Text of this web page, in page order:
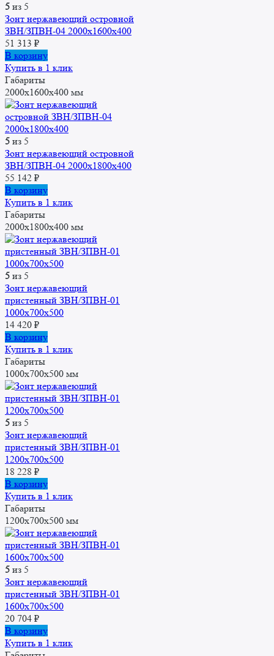
5 из 5
Зонт нержавеющий островной
ЗВН/ЗПВН-04 2000х1600х400
51 313 ₽
В корзину
Купить в 1 клик
Габариты
2000x1600x400 мм
5 из 5
Зонт нержавеющий островной
ЗВН/ЗПВН-04 2000х1800х400
55 142 ₽
В корзину
Купить в 1 клик
Габариты
2000x1800x400 мм
5 из 5
Зонт нержавеющий
пристенный ЗВН/ЗПВН-01
1000х700х500
14 420 ₽
В корзину
Купить в 1 клик
Габариты
1000x700x500 мм
5 из 5
Зонт нержавеющий
пристенный ЗВН/ЗПВН-01
1200х700х500
18 228 ₽
В корзину
Купить в 1 клик
Габариты
1200x700x500 мм
5 из 5
Зонт нержавеющий
пристенный ЗВН/ЗПВН-01
1600х700х500
20 704 ₽
В корзину
Купить в 1 клик